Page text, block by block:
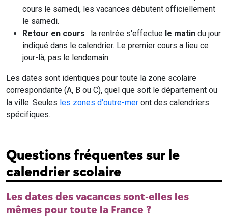
cours le samedi, les vacances débutent officiellement
le samedi.
Retour en cours : la rentrée s'effectue le matin du jour
indiqué dans le calendrier. Le premier cours a lieu ce
jour-là, pas le lendemain.
Les dates sont identiques pour toute la zone scolaire
correspondante (A, B ou C), quel que soit le département ou
la ville. Seules les zones d'outre-mer ont des calendriers
spécifiques.
Questions fréquentes sur le
calendrier scolaire
Les dates des vacances sont-elles les
mêmes pour toute la France ?